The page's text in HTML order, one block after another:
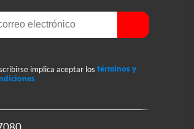
implica aceptar los términos y